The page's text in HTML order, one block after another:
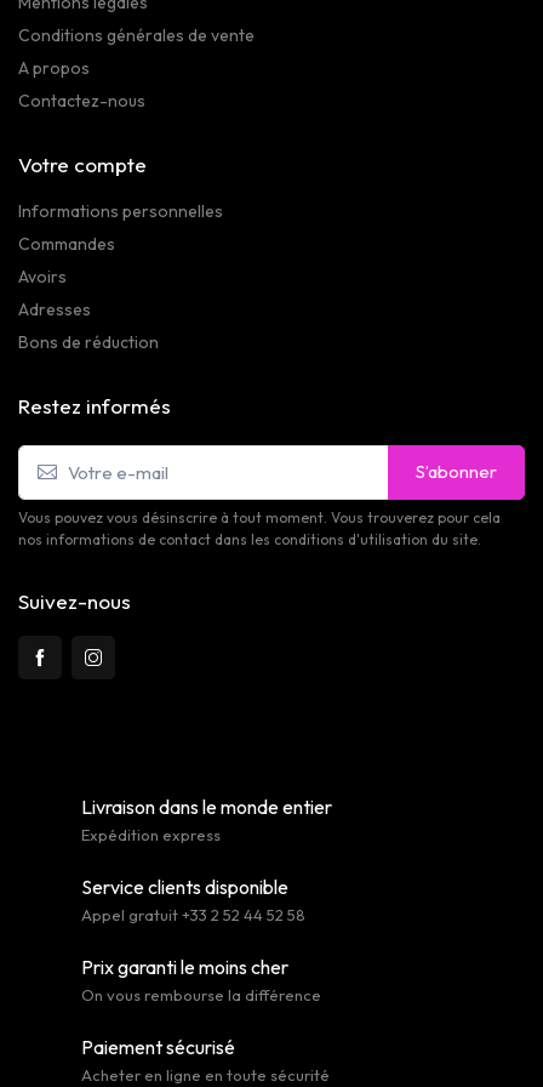
Conditions générales de vente
A propos
Contactez-nous
Votre compte
Informations personnelles
Commandes
Avoirs
Adresses
Bons de réduction
Restez informés
S’abonner
Vous pouvez vous désinscrire à tout moment. Vous trouverez pour cela
nos informations de contact dans les conditions d'utilisation du site.
Suivez-nous
Livraison dans le monde entier
Expédition express
Service clients disponible
Appel gratuit +33 2 52 44 52 58
Prix garanti le moins cher
On vous rembourse la différence
Paiement sécurisé
Acheter en ligne en toute sécurité